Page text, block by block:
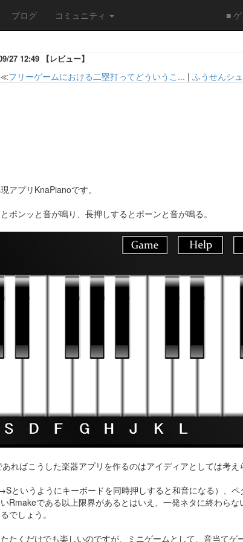
ブログ コミュニティ ■
27 12:49 【レビュー】
≪フリーゲームにおける二塁打ってどういうこ... | ふうせんシ
アプリKnaPianoです。
ポンッと音が鳴り、長押しするとポーンと音が鳴る。
ればこうした楽器アプリを作るのはアイディアとしては考え
というようにキーボードを同時押しすると和音になる）、ペ
Rmakeである以上限界があるとはいえ、一発ネタに終わら
でしょう。
たくだけでも楽しいのですが、ミニゲームとして、音当てゲ